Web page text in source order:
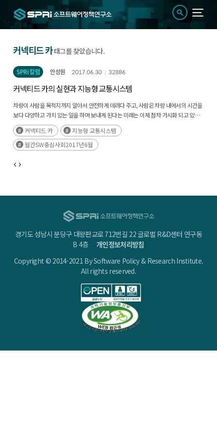
커넥티드 카태그를 찾았습니다.
SPRi 칼럼 안성원 2017.06.30 32886
커넥티드 카의 실현과 지능형 교통시스템
차량이 사람을 목적지까지 알아서 안전하게 데려다 주고, 사람은 차량 내에서의 시간을
보다 다양하고 가치 있는 일을 하며 보내게 된다는 미래는 이제 점차 가시화 되고 있다.
(후략)
커넥티드 카
지능형 교통시스템
월간SW중심사회2017년6월
경기도 성남시 분당구 대왕판교로 712번길 22 글로벌 R&D센터 연구동
B 4층개인정보처리방침
Copyright © 2014-2021 By Software Policy & Research Institute.
All rights reserved.